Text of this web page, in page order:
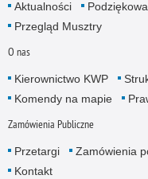
Aktualności
Przegląd Musztry
O nas
Kierownictwo KWP
Komendy na mapie
Zamówienia Publiczne
Przetargi Zamówienia
Kontakt